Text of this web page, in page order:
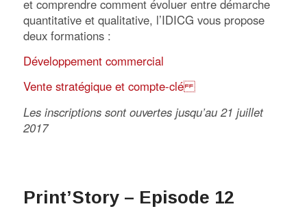
et comprendre comment évoluer entre démarche
quantitative et qualitative, l’IDICG vous propose
deux formations :
Développement commercial
Vente stratégique et compte-clé
Les inscriptions sont ouvertes jusqu’au 21 juillet
2017
Print’Story – Episode 12